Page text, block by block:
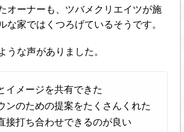
オーナーも、ツバメクリエイツが施
な家ではくつろげているそうです。
うな声がありました。
イメージを共有できた
ンのための提案をたくさんくれた
接打ち合わせできるのが良い